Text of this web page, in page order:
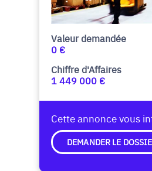
Valeur demandée
0 €
Chiffre d'Affaires
1 449 000 €
Cette annonce vous
DEMANDER LE